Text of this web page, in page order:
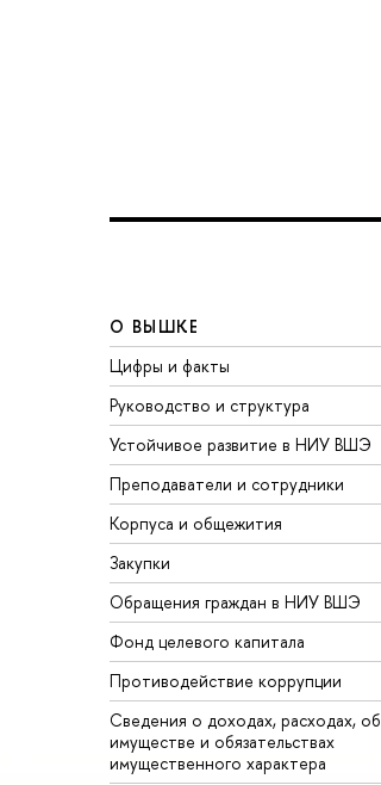
О ВЫШКЕ
Цифры и факты
Руководство и структура
Устойчивое развитие в НИУ ВШЭ
Преподаватели и сотрудники
Корпуса и общежития
Закупки
Обращения граждан в НИУ ВШЭ
Фонд целевого капитала
Противодействие коррупции
Сведения о доходах, расходах, об
имуществе и обязательствах
имущественного характера